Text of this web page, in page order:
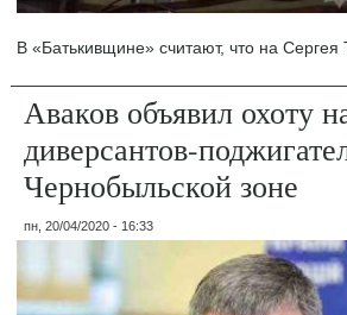
В «Батькивщине» считают, что на Сергея
Аваков объявил охоту
диверсантов-
Чернобыльской зоне
пн, 20/04/2020 - 16:33